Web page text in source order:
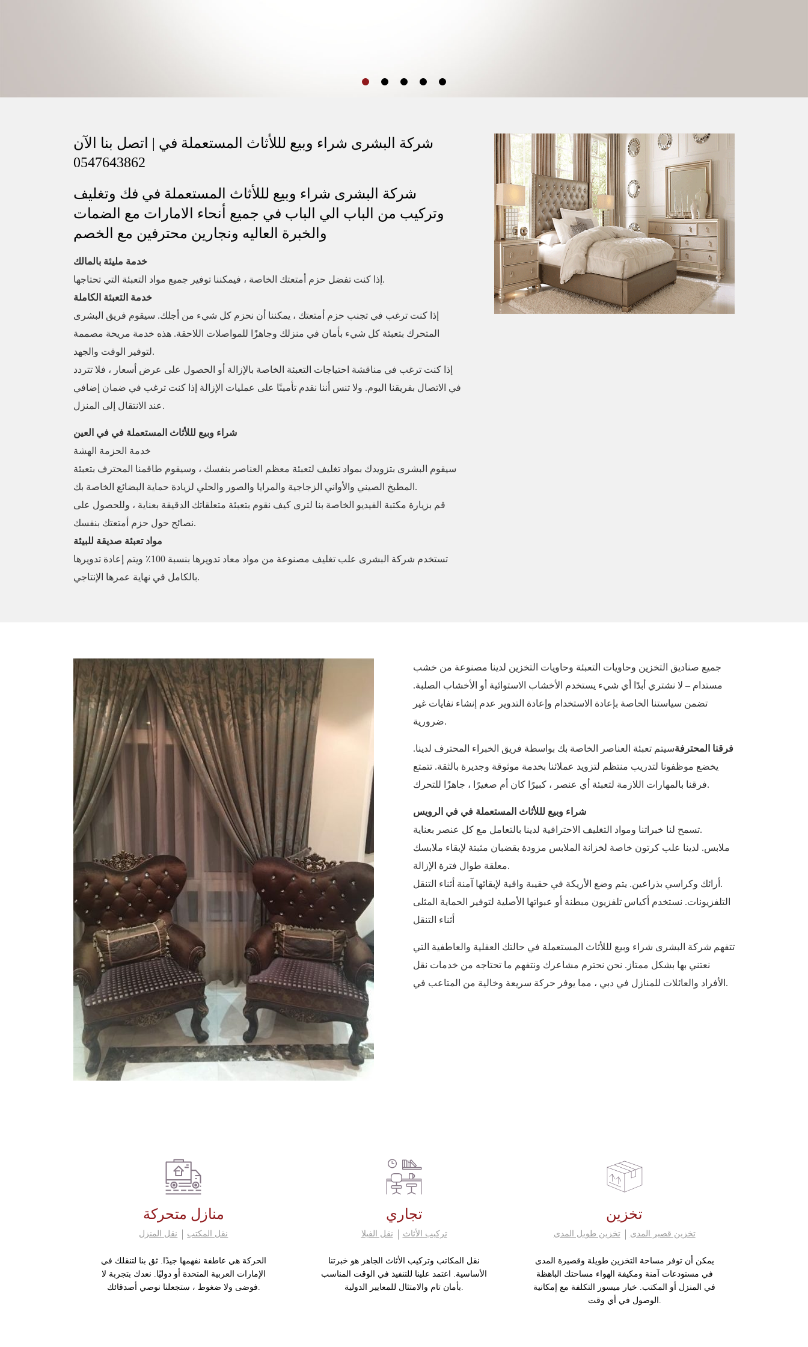
شركة البشرى شراء وبيع لللأثاث المستعملة في | اتصل بنا الآن
0547643862
شركة البشرى شراء وبيع لللأثاث المستعملة في فك وتغليف
وتركيب من الباب الي الباب في جميع أنحاء الامارات مع الضمات
والخبرة العاليه ونجارين محترفين مع الخصم
خدمة مليئة بالمالك
إذا كنت تفضل حزم أمتعتك الخاصة ، فيمكننا توفير جميع مواد التعبئة التي تحتاجها.
خدمة التعبئة الكاملة
إذا كنت ترغب في تجنب حزم أمتعتك ، يمكننا أن نحزم كل شيء من أجلك. سيقوم فريق البشرى
المتحرك بتعبئة كل شيء بأمان في منزلك وجاهزًا للمواصلات اللاحقة. هذه خدمة مريحة مصممة
لتوفير الوقت والجهد.
إذا كنت ترغب في مناقشة احتياجات التعبئة الخاصة بالإزالة أو الحصول على عرض أسعار ، فلا تتردد
في الاتصال بفريقنا اليوم. ولا تنس أننا نقدم تأمينًا على عمليات الإزالة إذا كنت ترغب في ضمان إضافي
عند الانتقال إلى المنزل.
شراء وبيع لللأثاث المستعملة في في العين
خدمة الحزمة الهشة
سيقوم البشرى بتزويدك بمواد تغليف لتعبئة معظم العناصر بنفسك ، وسيقوم طاقمنا المحترف بتعبئة
المطبخ الصيني والأواني الزجاجية والمرايا والصور والحلي لزيادة حماية البضائع الخاصة بك.
قم بزيارة مكتبة الفيديو الخاصة بنا لترى كيف نقوم بتعبئة متعلقاتك الدقيقة بعناية ، وللحصول على
نصائح حول حزم أمتعتك بنفسك.
مواد تعبئة صديقة للبيئة
تستخدم شركة البشرى علب تغليف مصنوعة من مواد معاد تدويرها بنسبة 100٪ ويتم إعادة تدويرها
بالكامل في نهاية عمرها الإنتاجي.
جميع صناديق التخزين وحاويات التعبئة وحاويات التخزين لدينا مصنوعة من خشب
مستدام – لا نشتري أبدًا أي شيء يستخدم الأخشاب الاستوائية أو الأخشاب الصلبة.
تضمن سياستنا الخاصة بإعادة الاستخدام وإعادة التدوير عدم إنشاء نفايات غير
ضرورية.
فرقنا المحترفةسيتم تعبئة العناصر الخاصة بك بواسطة فريق الخبراء المحترف لدينا.
يخضع موظفونا لتدريب منتظم لتزويد عملائنا بخدمة موثوقة وجديرة بالثقة. تتمتع
فرقنا بالمهارات اللازمة لتعبئة أي عنصر ، كبيرًا كان أم صغيرًا ، جاهزًا للتحرك.
شراء وبيع لللأثاث المستعملة في في الرويس
تسمح لنا خبراتنا ومواد التغليف الاحترافية لدينا بالتعامل مع كل عنصر بعناية.
ملابس. لدينا علب كرتون خاصة لخزانة الملابس مزودة بقضبان مثبتة لإبقاء ملابسك
معلقة طوال فترة الإزالة.
أرائك وكراسي بذراعين. يتم وضع الأريكة في حقيبة واقية لإبقائها آمنة أثناء التنقل.
التلفزيونات. نستخدم أكياس تلفزيون مبطنة أو عبواتها الأصلية لتوفير الحماية المثلى
أثناء التنقل
تتفهم شركة البشرى شراء وبيع لللأثاث المستعملة في حالتك العقلية والعاطفية التي
نعتني بها بشكل ممتاز. نحن نحترم مشاعرك ونتفهم ما تحتاجه من خدمات نقل
الأفراد والعائلات للمنازل في دبي ، مما يوفر حركة سريعة وخالية من المتاعب في.
منازل متحركة
نقل المنزل نقل المكتب
الحركة هي عاطفة نفهمها جيدًا. ثق بنا لتنقلك في
الإمارات العربية المتحدة أو دوليًا. نعدك بتجربة لا
فوضى ولا ضغوط ، ستجعلنا نوصي أصدقائك.
تجاري
نقل الفيلا تركيب الأثاث
نقل المكاتب وتركيب الأثاث الجاهز هو خبرتنا
الأساسية. اعتمد علينا للتنفيذ في الوقت المناسب
بأمان تام والامتثال للمعايير الدولية.
تخزين
تخزين طويل المدى تخزين قصير المدى
يمكن أن توفر مساحة التخزين طويلة وقصيرة المدى
في مستودعات آمنة ومكيفة الهواء مساحتك الباهظة
في المنزل أو المكتب. خيار ميسور التكلفة مع إمكانية
الوصول في أي وقت.